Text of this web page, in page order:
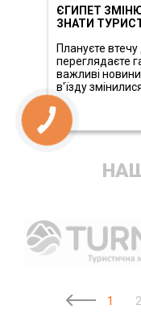
ЄГИПЕТ
ЗНАТИ
Плануєте
переглядаєте
важливі
в'їзду
1 2